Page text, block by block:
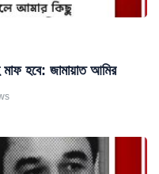
হবে: জামায়াত আমির